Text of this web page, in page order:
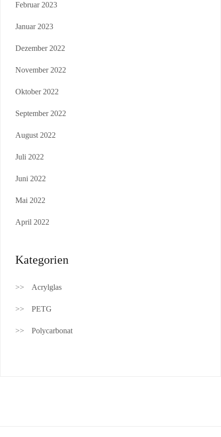
Februar 2023
Januar 2023
Dezember 2022
November 2022
Oktober 2022
September 2022
August 2022
Juli 2022
Juni 2022
Mai 2022
April 2022
Kategorien
Acrylglas
PETG
Polycarbonat